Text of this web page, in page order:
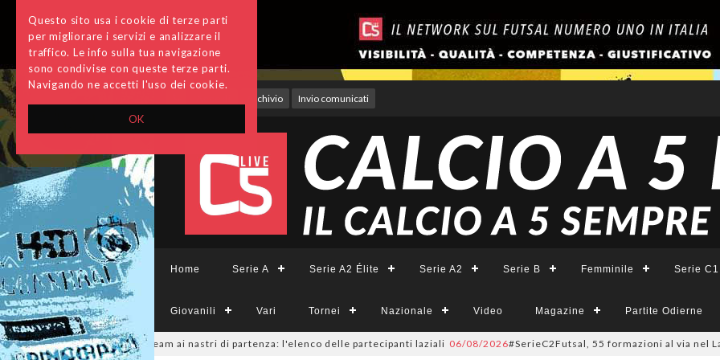
OK
Questo sito usa i cookie di terze parti
per migliorare i servizi e analizzare il
traffico. Le info sulla tua navigazione
sono condivise con queste terze parti.
Navigando ne accetti l'uso dei cookie.
Archivio Invio comunicati
Home Serie A Serie A2 Élite Serie A2 Serie B Femminile Serie C1
Giovanili Vari Tornei Nazionale Video Magazine Partite Odierne
sono 14 i team ai nastri di partenza: l'elenco delle partecipanti laziali 06/08/2026#SerieC2Futsal, 55 formazioni al via nel Lazio: